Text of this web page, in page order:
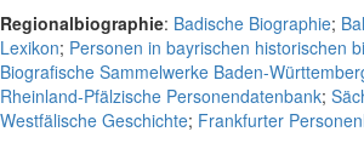
Regionalbiographie: Badische Biographie;
Lexikon; Personen in bayrischen historischen
Biografische Sammelwerke Baden-
Rheinland-Pfälzische Personendatenbank;
Westfälische Geschichte; Frankfurter